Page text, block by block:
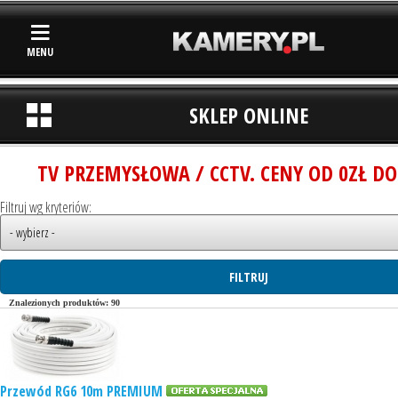
MENU
SKLEP ONLINE
TV PRZEMYSŁOWA / CCTV. CENY OD 0ZŁ
Filtruj wg kryteriów:
Znalezionych produktów: 90
Przewód RG6 10m PREMIUM